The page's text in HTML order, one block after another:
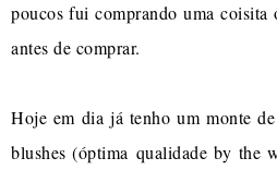
poucos fui comprando uma coisita
antes de comprar.
Hoje em dia já tenho um monte
blushes (óptima qualidade by the